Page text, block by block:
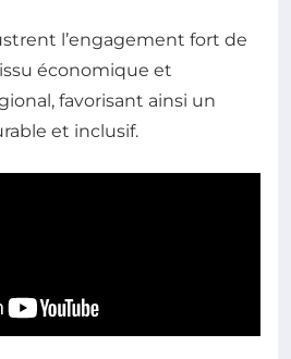
l’engagement fort de
économique et
favorisant ainsi un
et inclusif.